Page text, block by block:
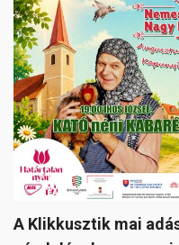
A Klikkusztik mai